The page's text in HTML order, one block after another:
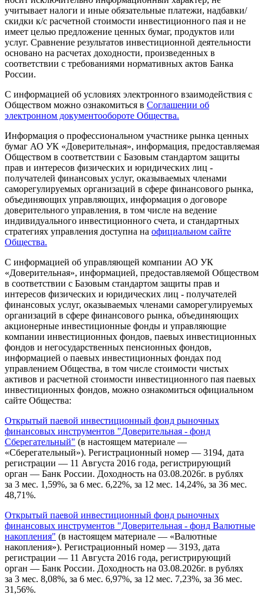
учитывает налоги и иные обязательные платежи, надбавки/
скидки к/с расчетной стоимости инвестиционного пая и не
имеет целью предложение ценных бумаг, продуктов или
услуг. Сравнение результатов инвестиционной деятельности
основано на расчетах доходности, произведенных в
соответствии с требованиями нормативных актов Банка
России.
С информацией об условиях электронного взаимодействия с
Обществом можно ознакомиться в Соглашении об
электронном документообороте Общества.
Информация о профессиональном участнике рынка ценных
бумаг АО УК «Доверительная», информация, предоставляемая
Обществом в соответствии с Базовым стандартом защиты
прав и интересов физических и юридических лиц -
получателей финансовых услуг, оказываемых членами
саморегулируемых организаций в сфере финансового рынка,
объединяющих управляющих, информация о договоре
доверительного управления, в том числе на ведение
индивидуального инвестиционного счета, и стандартных
стратегиях управления доступна на официальном сайте
Общества.
С информацией об управляющей компании АО УК
«Доверительная», информацией, предоставляемой Обществом
в соответствии с Базовым стандартом защиты прав и
интересов физических и юридических лиц - получателей
финансовых услуг, оказываемых членами саморегулируемых
организаций в сфере финансового рынка, объединяющих
акционерные инвестиционные фонды и управляющие
компании инвестиционных фондов, паевых инвестиционных
фондов и негосударственных пенсионных фондов,
информацией о паевых инвестиционных фондах под
управлением Общества, в том числе стоимости чистых
активов и расчетной стоимости инвестиционного пая паевых
инвестиционных фондов, можно ознакомиться официальном
сайте Общества:
Открытый паевой инвестиционный фонд рыночных
финансовых инструментов "Доверительная - фонд
Сберегательный" (в настоящем материале —
«Сберегательный»). Регистрационный номер — 3194, дата
регистрации — 11 Августа 2016 года, регистрирующий
орган — Банк России. Доходность на 03.08.2026г. в рублях
за 3 мес. 1,59%, за 6 мес. 6,22%, за 12 мес. 14,24%, за 36 мес.
48,71%.
Открытый паевой инвестиционный фонд рыночных
финансовых инструментов "Доверительная - фонд Валютные
накопления" (в настоящем материале — «Валютные
накопления»). Регистрационный номер — 3193, дата
регистрации — 11 Августа 2016 года, регистрирующий
орган — Банк России. Доходность на 03.08.2026г. в рублях
за 3 мес. 8,08%, за 6 мес. 6,97%, за 12 мес. 7,23%, за 36 мес.
31,56%.